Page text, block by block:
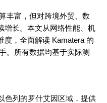
丰富，但对跨境外贸、数
增长。本文从网络性能、机
度，全面解读 Kamatera 的
。所有数据均基于实际测
色列的罗什艾因区域，提供